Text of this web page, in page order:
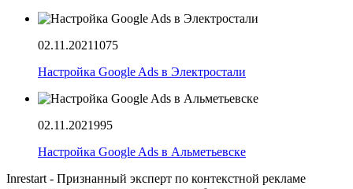
02.11.20211075
Настройка Google Ads в Электростали
02.11.2021995
Настройка Google Ads в Альметьевске
Inrestart - Признанный эксперт по контекстной рекламе